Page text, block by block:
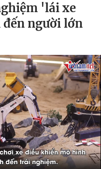
'lái xe
người lớn